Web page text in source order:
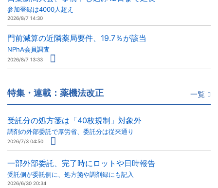
参加登録は4000人超え
2026/8/7 14:30
門前減算の近隣薬局要件、19.7％が該当
NPhA会員調査
2026/8/7 13:33
特集・連載：薬機法改正 一覧
受託分の処方箋は「40枚規制」対象外
調剤の外部委託で厚労省、委託分は従来通り
2026/7/3 04:50
一部外部委託、完了時にロットや日時報告
受託側が委託側に、処方箋や調剤録にも記入
2026/6/30 20:34